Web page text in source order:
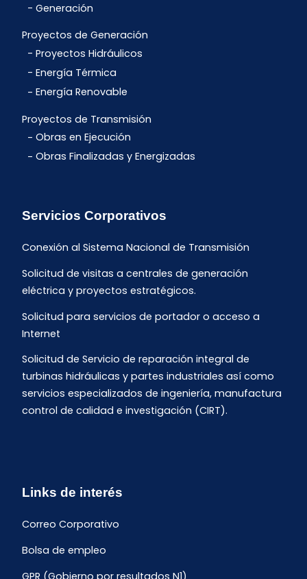
Generación
Proyectos de Generación
Proyectos Hidráulicos
Energía Térmica
Energía Renovable
Proyectos de Transmisión
Obras en Ejecución
Obras Finalizadas y Energizadas
Servicios Corporativos
Conexión al Sistema Nacional de Transmisión
Solicitud de visitas a centrales de generación
eléctrica y proyectos estratégicos.
Solicitud para servicios de portador o acceso a
Internet
Solicitud de Servicio de reparación integral de
turbinas hidráulicas y partes industriales así como
servicios especializados de ingeniería, manufactura
control de calidad e investigación (CIRT).
Links de interés
Correo Corporativo
Bolsa de empleo